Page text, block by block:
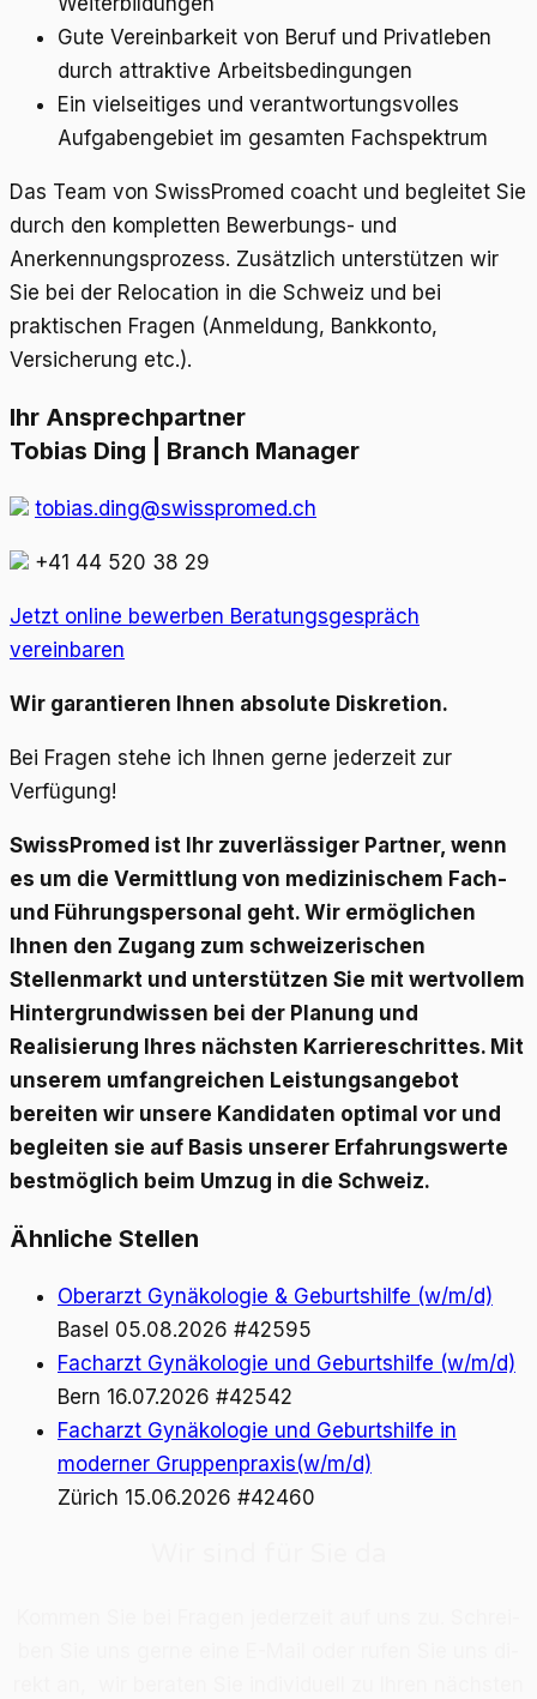
Gute Vereinbarkeit von Beruf und Privatleben
durch attraktive Arbeitsbedingungen
Ein vielseitiges und verantwortungsvolles
Aufgabengebiet im gesamten Fachspektrum
Das Team von SwissPromed coacht und begleitet Sie
durch den kompletten Bewerbungs- und
Anerkennungsprozess. Zusätzlich unterstützen wir
Sie bei der Relocation in die Schweiz und bei
praktischen Fragen (Anmeldung, Bankkonto,
Versicherung etc.).
Ihr Ansprechpartner
Tobias Ding | Branch Manager
tobias.ding@swisspromed.ch
+41 44 520 38 29
Jetzt online bewerben Beratungsgespräch
vereinbaren
Wir garantieren Ihnen absolute Diskretion.
Bei Fragen stehe ich Ihnen gerne jederzeit zur
Verfügung!
SwissPromed ist Ihr zuverlässiger Partner, wenn
es um die Vermittlung von medizinischem Fach-
und Führungspersonal geht. Wir ermöglichen
Ihnen den Zugang zum schweizerischen
Stellenmarkt und unterstützen Sie mit wertvollem
Hintergrundwissen bei der Planung und
Realisierung Ihres nächsten Karriereschrittes. Mit
unserem umfangreichen Leistungsangebot
bereiten wir unsere Kandidaten optimal vor und
begleiten sie auf Basis unserer Erfahrungswerte
bestmöglich beim Umzug in die Schweiz.
Ähnliche Stellen
Oberarzt Gynäkologie & Geburtshilfe (w/m/d)
Basel 05.08.2026 #42595
Facharzt Gynäkologie und Geburtshilfe (w/m/d)
Bern 16.07.2026 #42542
Facharzt Gynäkologie und Geburtshilfe in
moderner Gruppenpraxis(w/m/d)
Zürich 15.06.2026 #42460